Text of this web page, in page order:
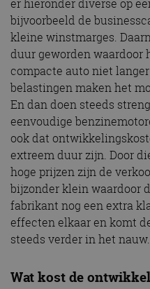
er hieronder diverse op
bijvoorbeeld de
kleine winstmarges.
duur geworden waardoor
compacte auto niet
belastingen maken het
En dan doen steeds
eenvoudige
ook dat
extreem duur zijn. Door
hoge prijzen zijn de
bijzonder klein waardoor
fabrikant nog een extra
effecten elkaar en komt
steeds verder in het nauw.
Wat kost de